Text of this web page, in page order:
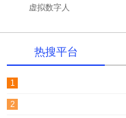
虚拟数字人
热搜平台
1
2